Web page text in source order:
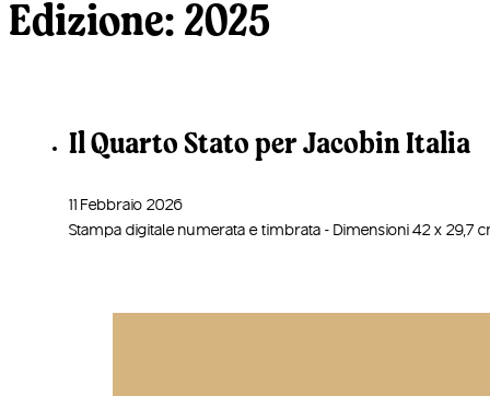
Corse e allenamenti
Edizione: 2025
Il Quarto Stato per Jacobin Italia
11 Febbraio 2026
Stampa digitale numerata e timbrata - Dimensioni 42 x 29,7